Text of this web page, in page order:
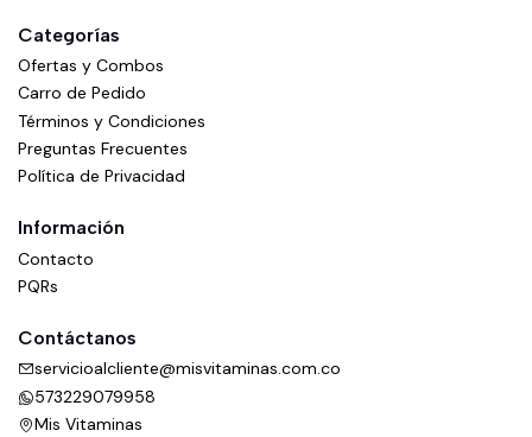
Categorías
Ofertas y Combos
Carro de Pedido
Términos y Condiciones
Preguntas Frecuentes
Política de Privacidad
Información
Contacto
PQRs
Contáctanos
servicioalcliente@misvitaminas.com.co
573229079958
Mis Vitaminas